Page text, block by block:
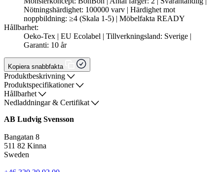
Nötningshärdighet: 100000 varv | Härdighet mot
noppbildning: ≥4 (Skala 1-5) | Möbelfakta READY
Hållbarhet:
Oeko-Tex | EU Ecolabel | Tillverkningsland: Sverige |
Garanti: 10 år
Kopiera snabbfakta
Produktbeskrivning
Produktspecifikationer
Hållbarhet
Nedladdningar & Certifikat
AB Ludvig Svensson
Bangatan 8
511 82 Kinna
Sweden